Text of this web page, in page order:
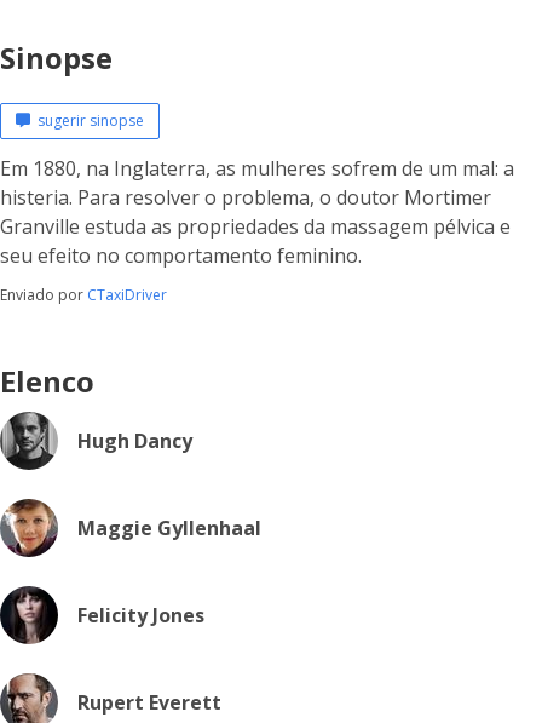
Sinopse
sugerir sinopse
Em 1880, na Inglaterra, as mulheres sofrem de um mal: a
histeria. Para resolver o problema, o doutor Mortimer
Granville estuda as propriedades da massagem pélvica e
seu efeito no comportamento feminino.
Enviado por CTaxiDriver
Elenco
Hugh Dancy
Maggie Gyllenhaal
Felicity Jones
Rupert Everett